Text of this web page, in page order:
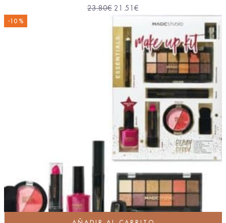
23.80€ 21.51 €
-10 %